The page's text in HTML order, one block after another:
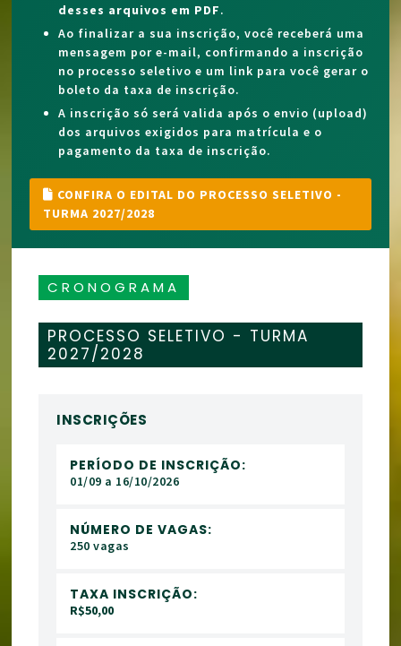
desses arquivos em PDF.
Ao finalizar a sua inscrição, você receberá uma
mensagem por e-mail, confirmando a inscrição
no processo seletivo e um link para você gerar o
boleto da taxa de inscrição.
A inscrição só será valida após o envio (upload)
dos arquivos exigidos para matrícula e o
pagamento da taxa de inscrição.
CONFIRA O EDITAL DO PROCESSO SELETIVO -
TURMA 2027/2028
CRONOGRAMA
PROCESSO SELETIVO - TURMA
2027/2028
INSCRIÇÕES
PERÍODO DE INSCRIÇÃO:
01/09 a 16/10/2026
NÚMERO DE VAGAS:
250 vagas
TAXA INSCRIÇÃO:
R$50,00